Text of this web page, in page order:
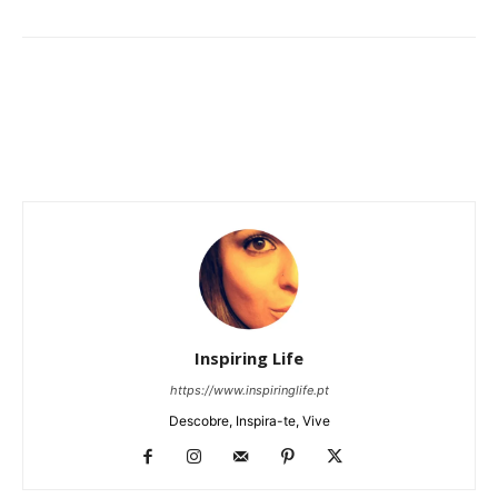
Inspiring Life
https://www.inspiringlife.pt
Descobre, Inspira-te, Vive